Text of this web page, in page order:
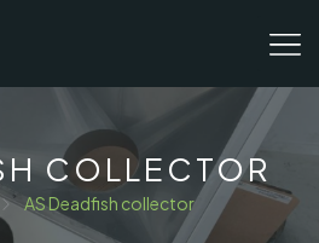
COLLECTOR
AS Deadfish collector